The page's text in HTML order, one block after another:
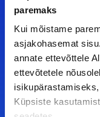
paremaks
Kui mõistame
asjakohasemat
annate ettevõttele
ettevõtetele
Küpsiste
Tööelublogi.ee
kursis
ettepanekuid
teha koostööd,